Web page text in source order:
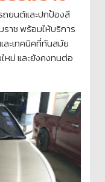
ถยนต์และปกป้องสี
าช พร้อมให้บริการ
ะเทคนิคที่ทันสมัย
หม่ และยังคงทนต่อ